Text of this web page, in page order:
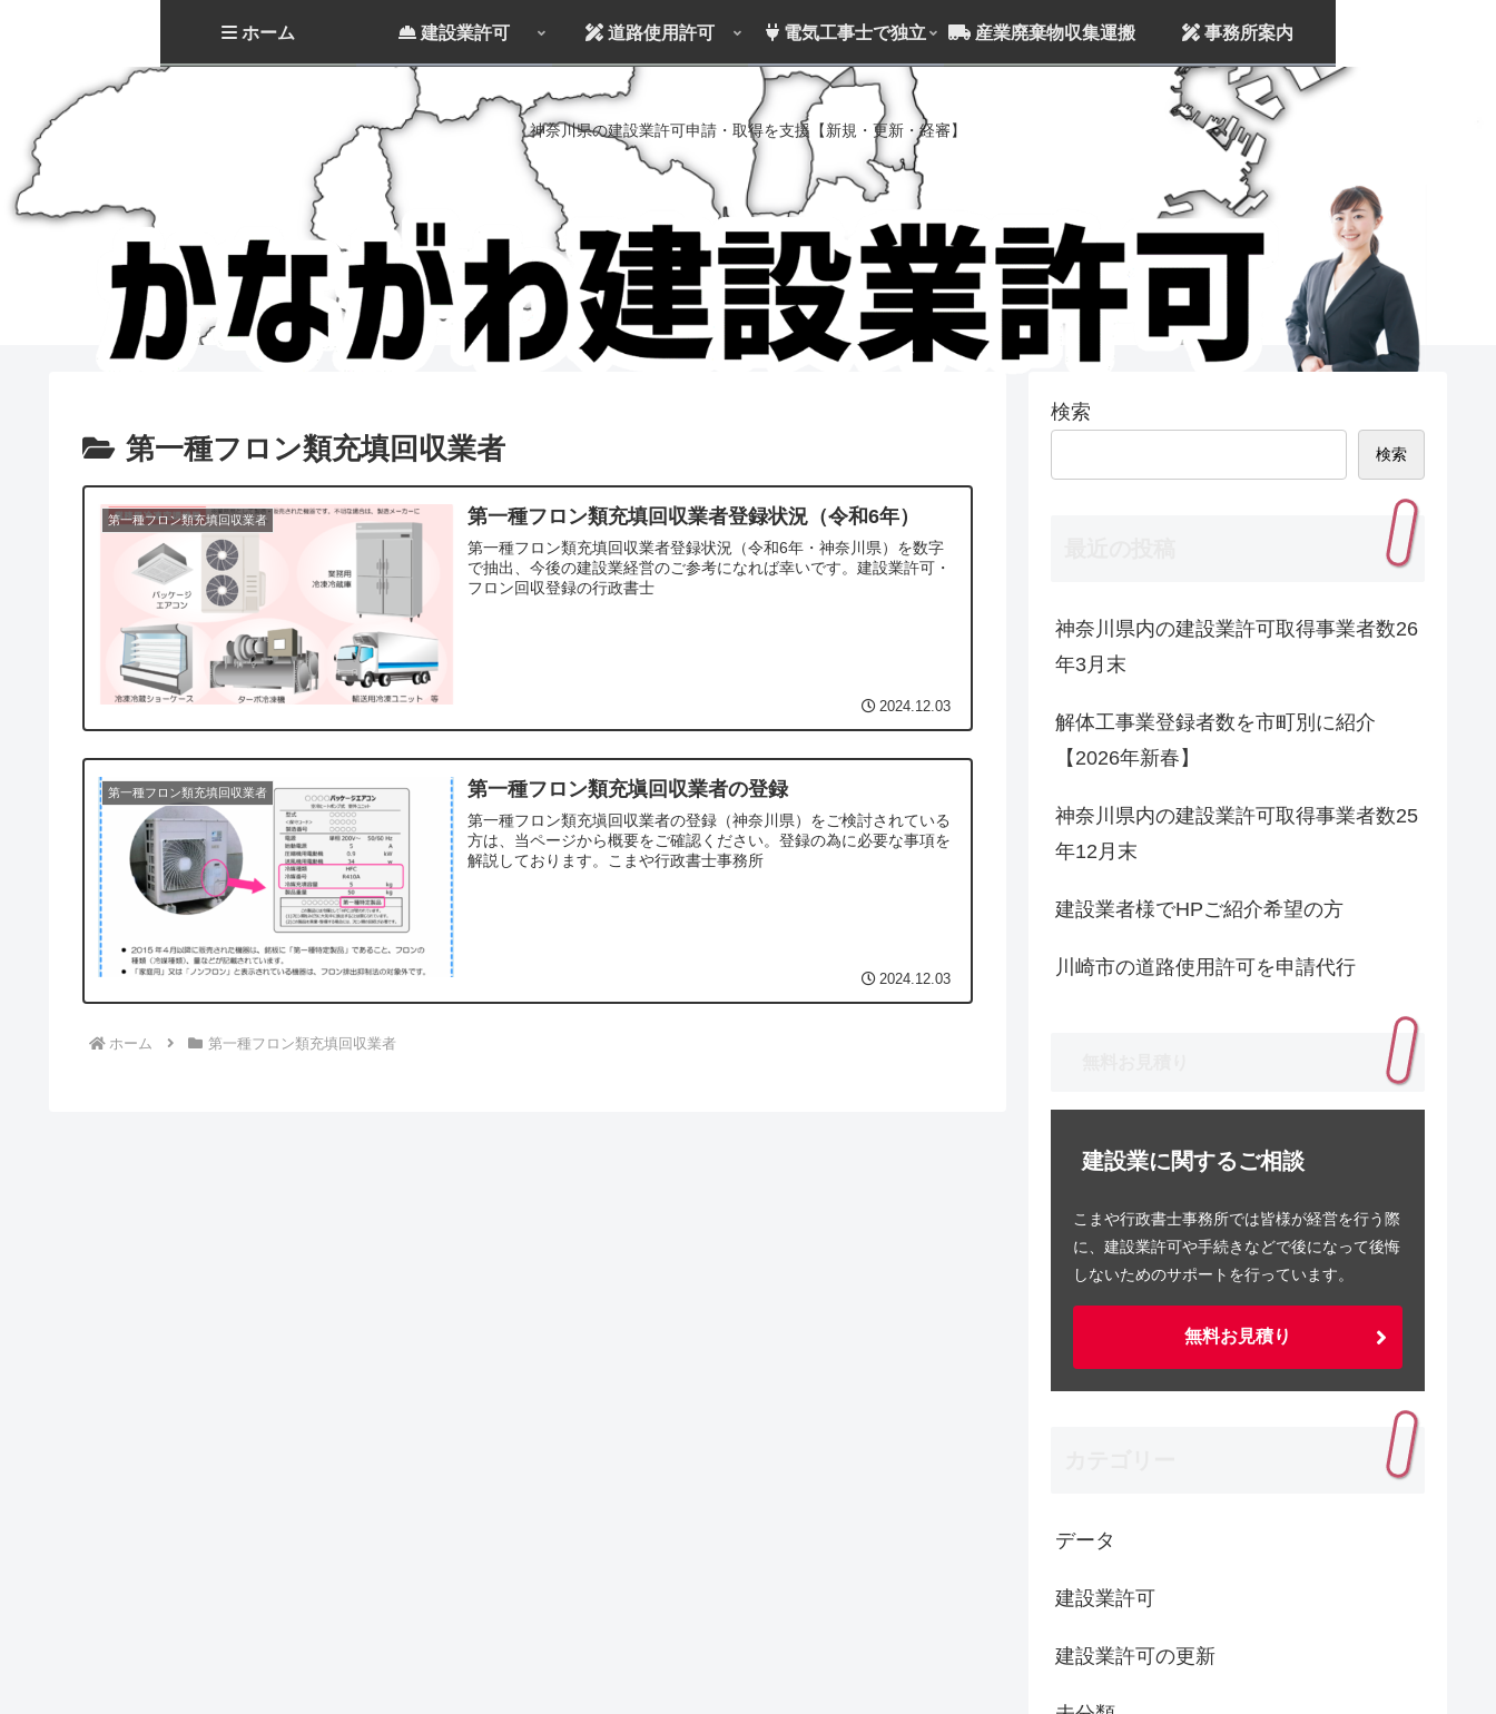
神奈川県の建設業許可申請・取得を支援【新規・更新・経審】
ホーム 建設業許可 道路使用許可 電気工事士で独立 産業廃棄物収集運搬 事務所案内
第一種フロン類充填回収業者
第一種フロン類充填回収業者 第一種フロン類充填回収業者登録状況（令和6年）
第一種フロン類充填回収業者登録状況（令和6年・神奈川県）を数字
で抽出、今後の建設業経営のご参考になれば幸いです。建設業許可・
フロン回収登録の行政書士
2024.12.03
第一種フロン類充填回収業者 第一種フロン類充塡回収業者の登録
第一種フロン類充塡回収業者の登録（神奈川県）をご検討されている
方は、当ページから概要をご確認ください。登録の為に必要な事項を
解説しております。こまや行政書士事務所
2024.12.03
ホーム 第一種フロン類充填回収業者
検索
検索
神奈川県内の建設業許可取得事業者数26
年3月末
解体工事業登録者数を市町別に紹介
【2026年新春】
神奈川県内の建設業許可取得事業者数25
年12月末
建設業者様でHPご紹介希望の方
川崎市の道路使用許可を申請代行
建設業に関するご相談
こまや行政書士事務所では皆様が経営を行う際
に、建設業許可や手続きなどで後になって後悔
しないためのサポートを行っています。
無料お見積り
データ
建設業許可
建設業許可の更新